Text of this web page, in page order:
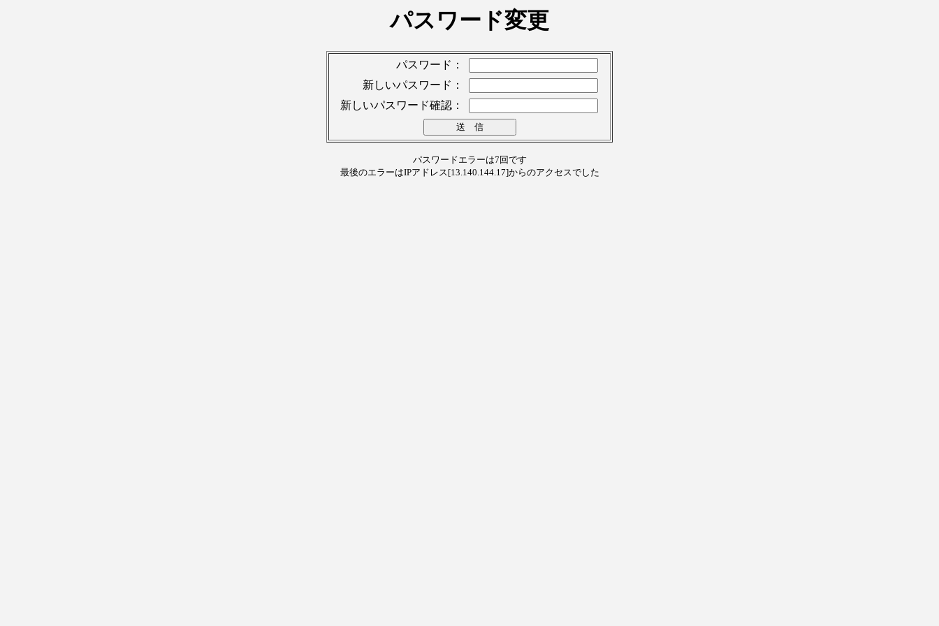
パスワード変更
パスワード：
新しいパスワード：
新しいパスワード確認：
パスワードエラーは7回です
最後のエラーはIPアドレス[13.140.144.17]からのアクセスでした